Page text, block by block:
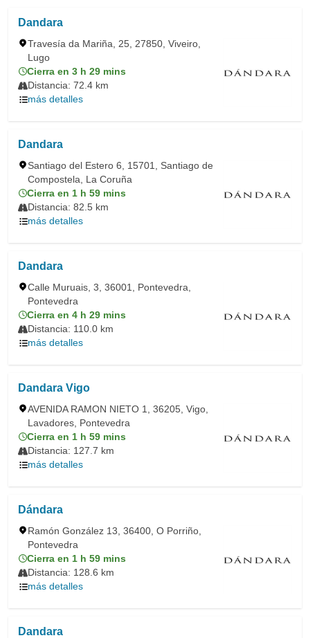
Dandara
Travesía da Mariña, 25, 27850, Viveiro,
Lugo
Cierra en 3 h 29 mins
Distancia: 72.4 km
más detalles
Dandara
Santiago del Estero 6, 15701, Santiago de
Compostela, La Coruña
Cierra en 1 h 59 mins
Distancia: 82.5 km
más detalles
Dandara
Calle Muruais, 3, 36001, Pontevedra,
Pontevedra
Cierra en 4 h 29 mins
Distancia: 110.0 km
más detalles
Dandara Vigo
AVENIDA RAMON NIETO 1, 36205, Vigo,
Lavadores, Pontevedra
Cierra en 1 h 59 mins
Distancia: 127.7 km
más detalles
Dándara
Ramón González 13, 36400, O Porriño,
Pontevedra
Cierra en 1 h 59 mins
Distancia: 128.6 km
más detalles
Dandara